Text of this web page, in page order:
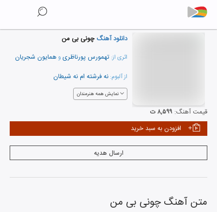
دانلود آهنگچونی بی من
اثری از: تهمورس پورناظری و همایون شجریان
از آلبوم: نه فرشته ام نه شیطان
نمایش همه هنرمندان
قیمت آهنگ: ۸,۵۹۹ ت
افزودن به سبد خرید
ارسال هدیه
متن آهنگچونی بی من